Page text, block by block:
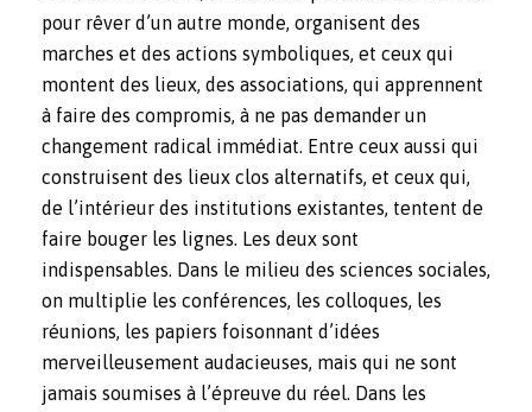
pour rêver d’un autre monde, organisent des
marches et des actions symboliques, et ceux qui
montent des lieux, des associations, qui apprennent
à faire des compromis, à ne pas demander un
changement radical immédiat. Entre ceux aussi qui
construisent des lieux clos alternatifs, et ceux qui,
de l’intérieur des institutions existantes, tentent de
faire bouger les lignes. Les deux sont
indispensables. Dans le milieu des sciences sociales,
on multiplie les conférences, les colloques, les
réunions, les papiers foisonnant d’idées
merveilleusement audacieuses, mais qui ne sont
jamais soumises à l’épreuve du réel. Dans les